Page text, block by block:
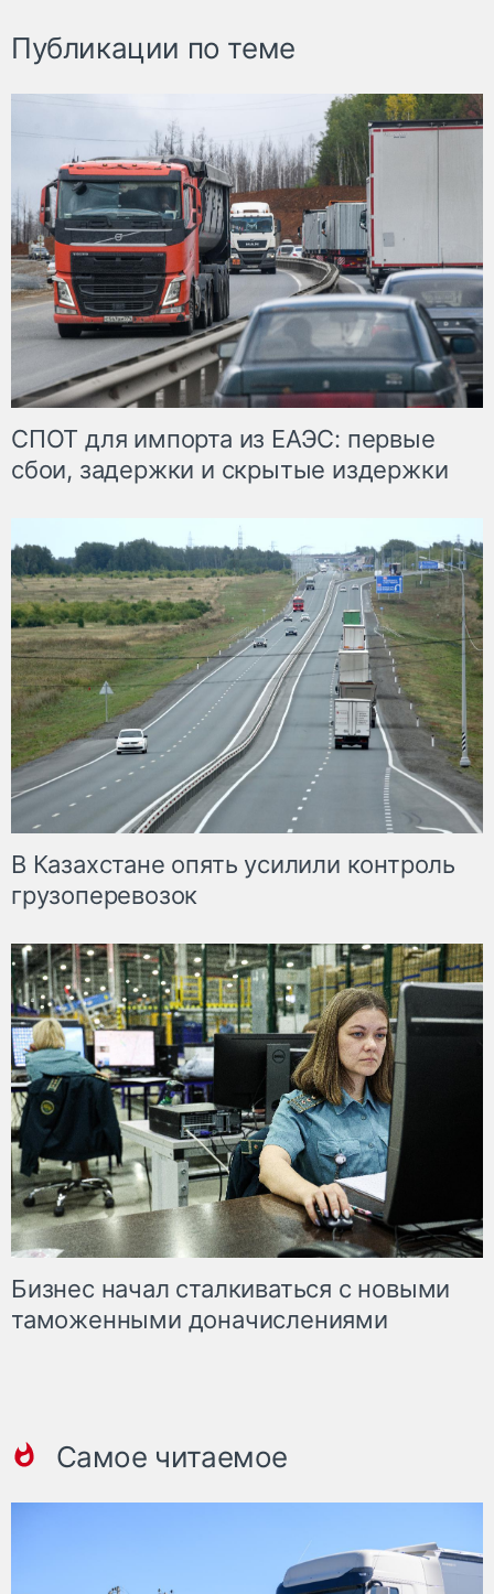
Публикации по теме
СПОТ для импорта из ЕАЭС: первые
сбои, задержки и скрытые издержки
В Казахстане опять усилили контроль
грузоперевозок
Бизнес начал сталкиваться с новыми
таможенными доначислениями
Самое читаемое